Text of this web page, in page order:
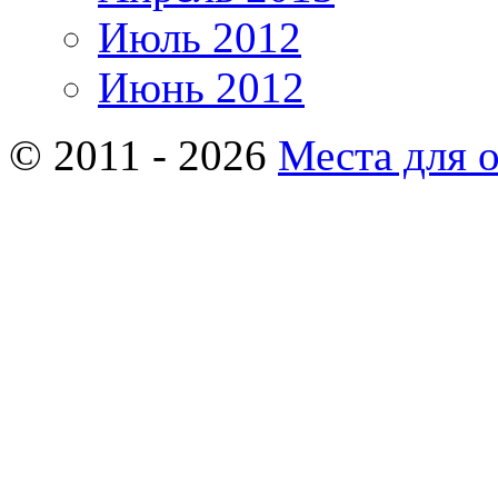
Июль 2012
Июнь 2012
© 2011 - 2026 Места для